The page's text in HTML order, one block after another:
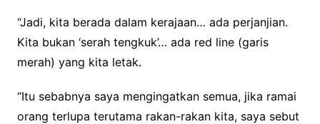
“Jadi, kita berada dalam kerajaan… ada perjanjian.
Kita bukan ‘serah tengkuk’… ada red line (garis
merah) yang kita letak.
“Itu sebabnya saya mengingatkan semua, jika ramai
orang terlupa terutama rakan-rakan kita, saya sebut